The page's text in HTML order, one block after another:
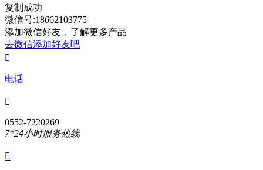
复制成功
微信号:18662103775
添加微信好友，了解更多产品
去微信添加好友吧

电话

0552-7220269
7*24小时服务热线
